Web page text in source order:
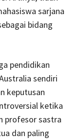
sarjana
bidang
pendidikan
sendiri
keputusan
ketika
profesor sastra
dan paling